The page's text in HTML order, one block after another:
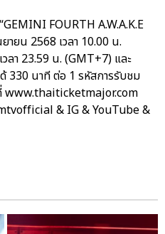
FOURTH A.W.A.K.E
ายน 2568 เวลา 10.00 น.
ลา 23.59 น. (GMT+7) และ
330 นาที ต่อ 1 รหัสการรับชม
ที่ www.thaiticketmajor.com
& IG & YouTube &